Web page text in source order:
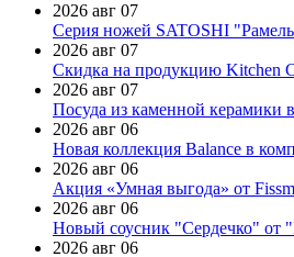
2026 авг 07
Серия ножей SATOSHI
2026 авг 07
Скидка на продукцию Kitchen
2026 авг 07
Посуда из каменной керамики
2026 авг 06
Новая коллекция Balance в
2026 авг 06
Акция «Умная выгода» от
2026 авг 06
Новый соусник "Сердечко" от
2026 авг 06